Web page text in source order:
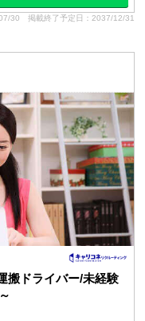
30 掲載終了予定日：2037/12/31
搬ドライバー/未経験